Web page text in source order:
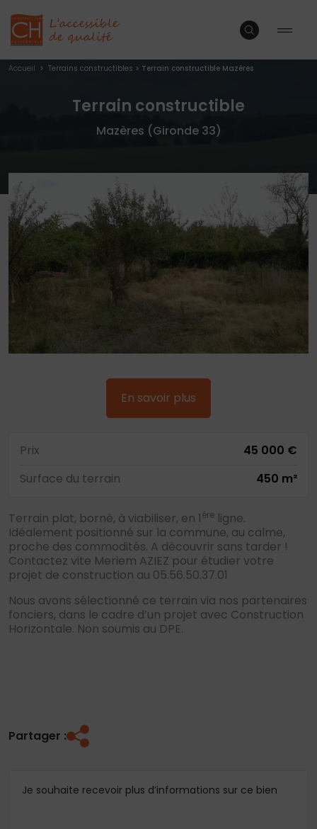
Accueil > Terrains constructibles > Terrain constructible Mazères
Terrain constructible
Mazères (Gironde 33)
En savoir plus
Prix
45 000 €
Surface du terrain
450 m²
Terrain plat, borné, à viabiliser, en 1ère ligne.
Idéalement positionné sur la commune, au calme,
proche des commodités. A découvrir sans tarder !
Contactez vite Meriem AZIEZ pour étudier votre
projet de construction au 05.56.50.37.01
Nous avons sélectionné ce terrain via nos partenaires
fonciers, dans le cadre d’un projet avec Construction
Horizontale. Non soumis au DPE.
Partager :
Je souhaite recevoir plus d’informations sur ce bien